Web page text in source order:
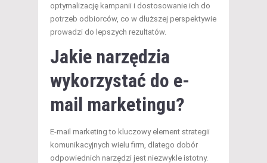
optymalizację kampanii i dostosowanie ich do
potrzeb odbiorców, co w dłuższej perspektywie
prowadzi do lepszych rezultatów.
Jakie narzędzia
wykorzystać do e-
mail marketingu?
E-mail marketing to kluczowy element strategii
komunikacyjnych wielu firm, dlatego dobór
odpowiednich narzędzi jest niezwykle istotny.